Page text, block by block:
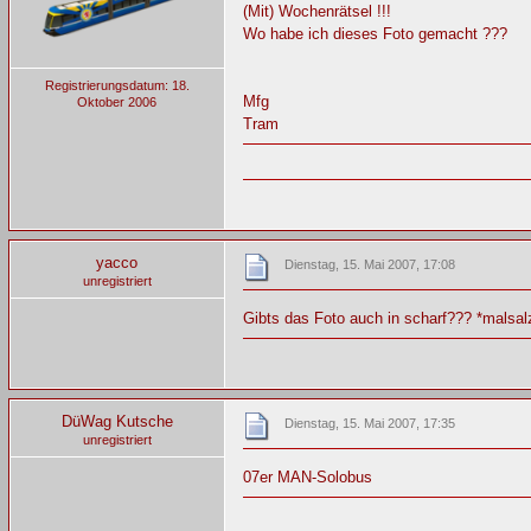
Registrierungsdatum: 18.
Oktober 2006
(Mit) Wochenrätsel !!!
Wo habe ich dieses Foto gemacht ???
Mfg
Tram
yacco
unregistriert
Dienstag, 15. Mai 2007, 17:08
Gibts das Foto auch in scharf???
DüWag Kutsche
unregistriert
Dienstag, 15. Mai 2007, 17:35
07er MAN-Solobus